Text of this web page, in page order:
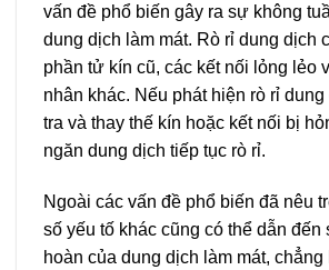
vấn đề phổ biến gây ra sự không
dung dịch làm mát. Rò rỉ dung dịch
phần tử kín cũ, các kết nối lỏng lẻo
nhân khác. Nếu phát hiện rò rỉ
tra và thay thế kín hoặc kết nối bị
ngăn dung dịch tiếp tục rò rỉ.
Ngoài các vấn đề phổ biến đã nêu
số yếu tố khác cũng có thể dẫn đến
hoàn của dung dịch làm mát,